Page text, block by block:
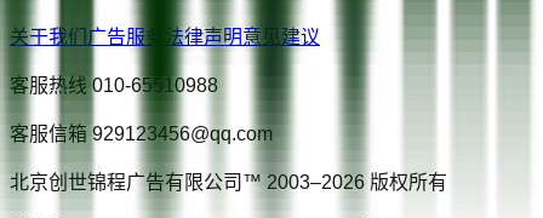
关于我们 广告服务 法律声明意见建议
客服热线 010-65510988
客服信箱 929123456@qq.com
北京创世锦程广告有限公司™ 2003–2026 版权所有